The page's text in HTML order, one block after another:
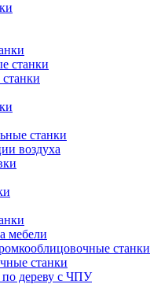
станки
станки
воздуха
мебели
станки
станки
дереву с ЧПУ